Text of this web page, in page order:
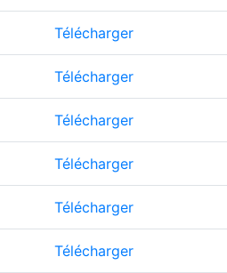
Télécharger
Télécharger
Télécharger
Télécharger
Télécharger
Télécharger